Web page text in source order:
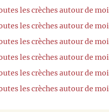
les crèches autour de
les crèches autour de
les crèches autour de
les crèches autour de
les crèches autour de
les crèches autour de